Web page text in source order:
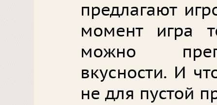
предлагают
момент игра
можно
вкусности. И
не для пустой